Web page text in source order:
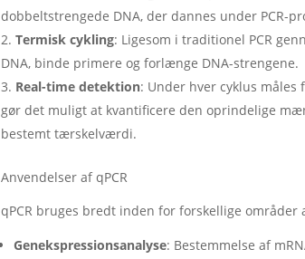
dobbeltstrengede DNA, der dannes under PCR-
Termisk cykling: Ligesom i traditionel PCR
DNA, binde primere og forlænge DNA-strengene.
Real-time detektion: Under hver cyklus
gør det muligt at kvantificere den oprindelige
bestemt tærskelværdi.
Anvendelser af qPCR
qPCR bruges bredt inden for forskellige
Genekspressionsanalyse: Bestemmelse af